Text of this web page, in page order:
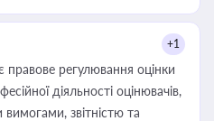
+1
регулювання оцінки
діяльності оцінювачів,
звітністю та